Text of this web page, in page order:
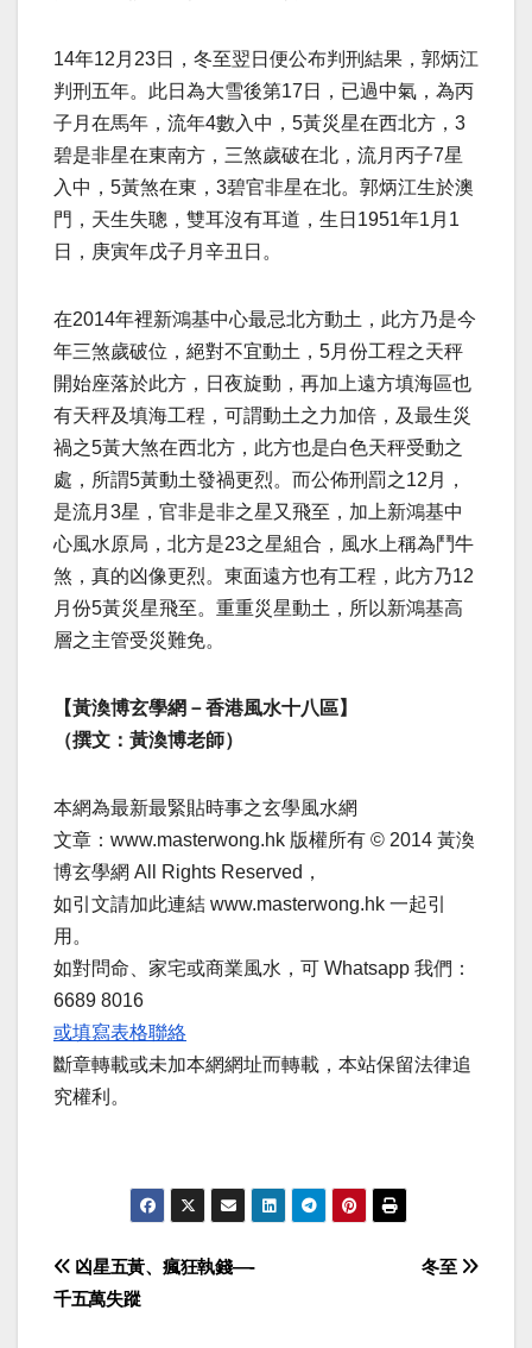
14年12月23日，冬至翌日便公布判刑結果，郭炳江
判刑五年。此日為大雪後第17日，已過中氣，為丙
子月在馬年，流年4數入中，5黃災星在西北方，3
碧是非星在東南方，三煞歲破在北，流月丙子7星
入中，5黃煞在東，3碧官非星在北。郭炳江生於澳
門，天生失聰，雙耳沒有耳道，生日1951年1月1
日，庚寅年戊子月辛丑日。
在2014年裡新鴻基中心最忌北方動土，此方乃是今
年三煞歲破位，絕對不宜動土，5月份工程之天秤
開始座落於此方，日夜旋動，再加上遠方填海區也
有天秤及填海工程，可謂動土之力加倍，及最生災
禍之5黃大煞在西北方，此方也是白色天秤受動之
處，所謂5黃動土發禍更烈。而公佈刑罰之12月，
是流月3星，官非是非之星又飛至，加上新鴻基中
心風水原局，北方是23之星組合，風水上稱為鬥牛
煞，真的凶像更烈。東面遠方也有工程，此方乃12
月份5黃災星飛至。重重災星動土，所以新鴻基高
層之主管受災難免。
【黃渙博玄學網－香港風水十八區】
（撰文：黃渙博老師）
本網為最新最緊貼時事之玄學風水網
文章：www.masterwong.hk 版權所有 © 2014 黃渙
博玄學網 All Rights Reserved，
如引文請加此連結 www.masterwong.hk 一起引
用。
如對問命、家宅或商業風水，可 Whatsapp 我們：
6689 8016
或填寫表格聯絡
斷章轉載或未加本網網址而轉載，本站保留法律追
究權利。
Post
navigation
冬至
凶星五黃、瘋狂執錢—-
千五萬失蹤